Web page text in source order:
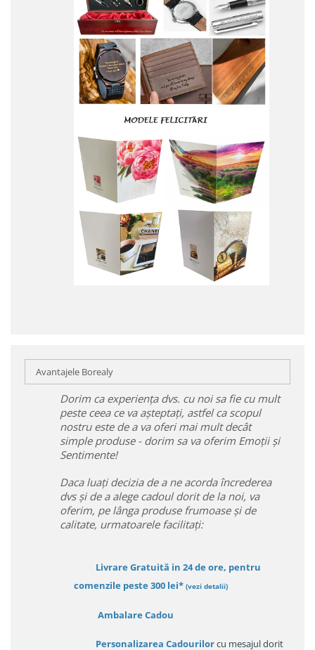
Avantajele Borealy
Dorim ca experiența dvs. cu noi sa fie cu mult
peste ceea ce va așteptați, astfel ca scopul
nostru este de a va oferi mai mult decât
simple produse - dorim sa va oferim Emoții și
Sentimente!
Daca luați decizia de a ne acorda încrederea
dvs și de a alege cadoul dorit de la noi, va
oferim, pe lânga produse frumoase și de
calitate, urmatoarele facilitați:
Livrare Gratuită in 24 de ore, pentru
comenzile peste 300 lei* (vezi detalii)
Ambalare Cadou
Personalizarea Cadourilorcu mesajul dorit